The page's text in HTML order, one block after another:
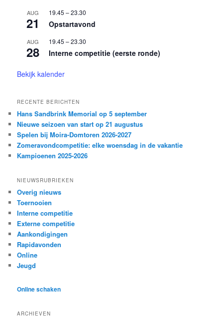
AUG
21
19.45 –23.30
Opstartavond
AUG
28
19.45 –23.30
Interne competitie (eerste ronde)
Bekijk kalender
RECENTE BERICHTEN
Hans Sandbrink Memorial op 5 september
Nieuwe seizoen van start op 21 augustus
Spelen bij Moira-Domtoren 2026-2027
Zomeravondcompetitie: elke woensdag in de vakantie
Kampioenen 2025-2026
NIEUWSRUBRIEKEN
Overig nieuws
Toernooien
Interne competitie
Externe competitie
Aankondigingen
Rapidavonden
Online
Jeugd
Online schaken
ARCHIEVEN